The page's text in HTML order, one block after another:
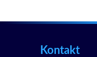
Kontakt